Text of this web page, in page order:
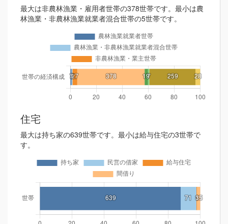
最大は非農林漁業・雇用者世帯の378世帯です。最小は農
林漁業・非農林漁業就業者混合世帯の5世帯です。
住宅
最大は持ち家の639世帯です。最小は給与住宅の3世帯で
す。